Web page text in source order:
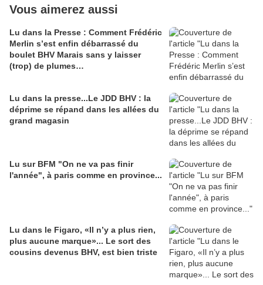
Vous aimerez aussi
Lu dans la Presse : Comment Frédéric
Merlin s’est enfin débarrassé du
boulet BHV Marais sans y laisser
(trop) de plumes…
Lu dans la presse...Le JDD BHV : la
déprime se répand dans les allées du
grand magasin
Lu sur BFM "On ne va pas finir
l'année", à paris comme en province...
Lu dans le Figaro, «Il n’y a plus rien,
plus aucune marque»... Le sort des
cousins devenus BHV, est bien triste